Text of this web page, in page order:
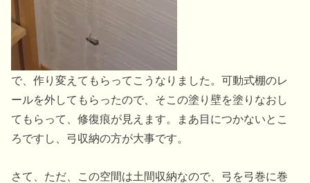
で、作り変えてもらってこうなりました。可動式棚のレ
ールを外してもらったので、そこの塗り壁を塗りなおし
てもらって、修復痕が見えます。まあ目につかないとこ
ろですし、弓収納の方が大事です。
さて、ただ、この空間は土間収納なので、弓を弓巻に巻